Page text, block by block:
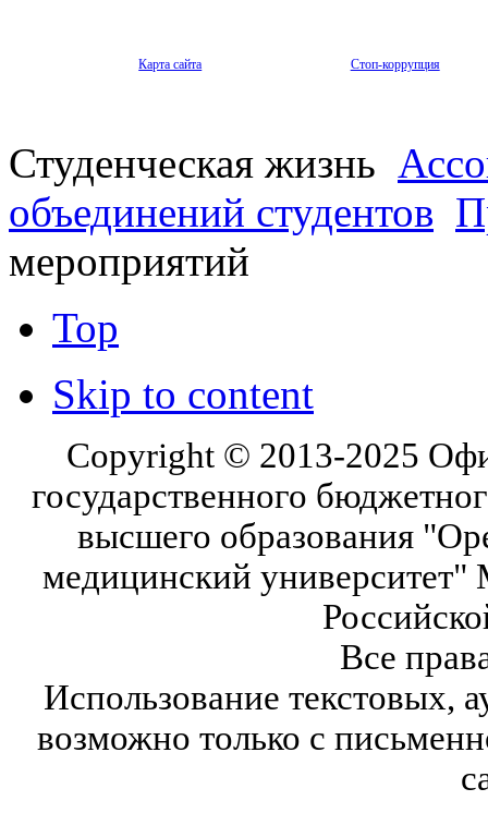
Карта сайта Стоп-коррупция
Студенческая жизнь
объединений студентов
мероприятий
Top
Skip to content
Copyright © 2013-2025
государственного
высшего образования
медицинский университет"
Все
Использование текстовых,
возможно только с